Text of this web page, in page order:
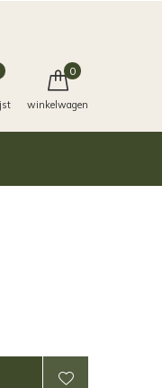
winkelwagen
0